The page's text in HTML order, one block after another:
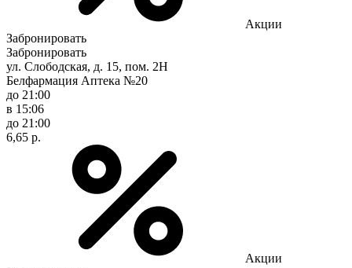
Акции
Забронировать
Забронировать
ул. Слободская, д. 15, пом. 2Н
Белфармация Аптека №20
до 21:00
в 15:06
до 21:00
6,65 р.
Акции